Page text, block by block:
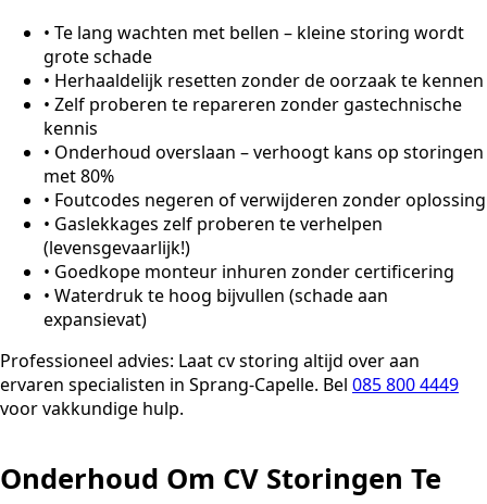
• Te lang wachten met bellen – kleine storing wordt
grote schade
• Herhaaldelijk resetten zonder de oorzaak te kennen
• Zelf proberen te repareren zonder gastechnische
kennis
• Onderhoud overslaan – verhoogt kans op storingen
met 80%
• Foutcodes negeren of verwijderen zonder oplossing
• Gaslekkages zelf proberen te verhelpen
(levensgevaarlijk!)
• Goedkope monteur inhuren zonder certificering
• Waterdruk te hoog bijvullen (schade aan
expansievat)
Professioneel advies: Laat cv storing altijd over aan
ervaren specialisten in Sprang-Capelle. Bel 085 800 4449
voor vakkundige hulp.
Onderhoud Om CV Storingen Te